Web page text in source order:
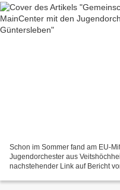
Schon im Sommer fand am EU-
Jugendorchester aus
nachstehender Link auf Bericht